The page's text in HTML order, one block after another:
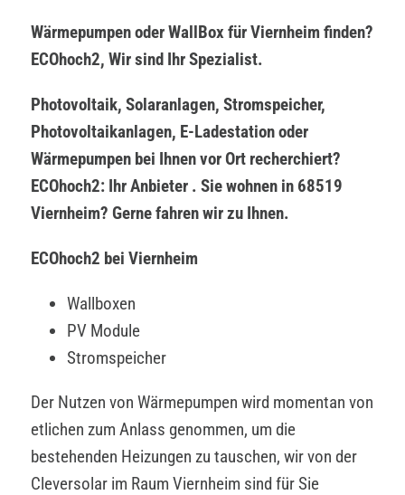
Wärmepumpen oder WallBox für Viernheim finden?
ECOhoch2, Wir sind Ihr Spezialist.
Photovoltaik, Solaranlagen, Stromspeicher,
Photovoltaikanlagen, E-Ladestation oder
Wärmepumpen bei Ihnen vor Ort recherchiert?
ECOhoch2: Ihr Anbieter . Sie wohnen in 68519
Viernheim? Gerne fahren wir zu Ihnen.
ECOhoch2 bei Viernheim
Wallboxen
PV Module
Stromspeicher
Der Nutzen von Wärmepumpen wird momentan von
etlichen zum Anlass genommen, um die
bestehenden Heizungen zu tauschen, wir von der
Cleversolar im Raum Viernheim sind für Sie